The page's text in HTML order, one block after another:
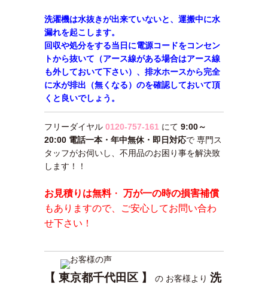
洗濯機は水抜きが出来ていないと、運搬中に水
漏れを起こします。
回収や処分をする当日に電源コードをコンセン
トから抜いて（アース線がある場合はアース線
も外しておいて下さい）、排水ホースから完全
に水が排出（無くなる）のを確認しておいて頂
くと良いでしょう。
フリーダイヤル 0120-757-161 にて 9:00～
20:00 電話一本・年中無休・即日対応で 専門ス
タッフがお伺いし、不用品のお困り事を解決致
します！！
お見積りは無料・ 万が一の時の損害補償
もありますので、ご安心してお問い合わ
せ下さい！
【 東京都千代田区 】 の お客様より 洗